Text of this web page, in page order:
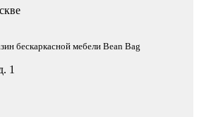
бескаркасной мебели Bean Bag
1